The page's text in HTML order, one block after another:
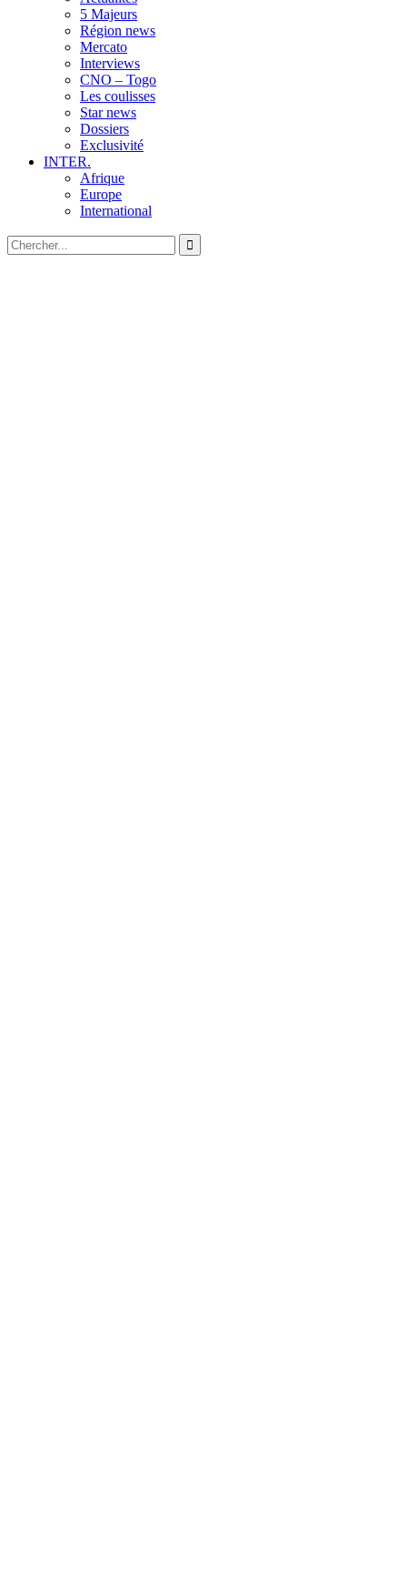
5 Majeurs
Région news
Mercato
Interviews
CNO – Togo
Les coulisses
Star news
Dossiers
Exclusivité
INTER.
Afrique
Europe
International